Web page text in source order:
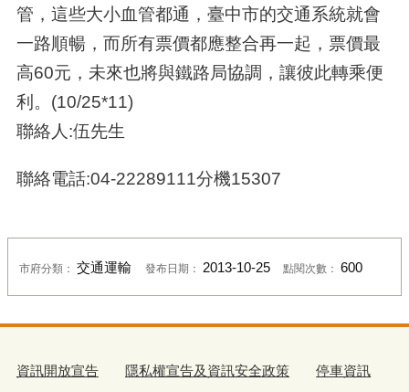
管，這些大小血管都通，臺中市的交通系統就會
一路順暢，而所有票價都應整合再一起，票價最
高60元，未來也將與鐵路局協調，讓彼此轉乘便
利。(10/25*11)
聯絡人:伍先生
聯絡電話:04-22289111分機15307
市府分類： 交通運輸 發布日期： 2013-10-25 點閱次數：600
資訊開放宣告 隱私權宣告及資訊安全政策 停車資訊